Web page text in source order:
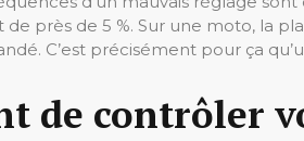
de près de 5 %. Sur une moto, la
C’est précisément pour ça
de contrôler